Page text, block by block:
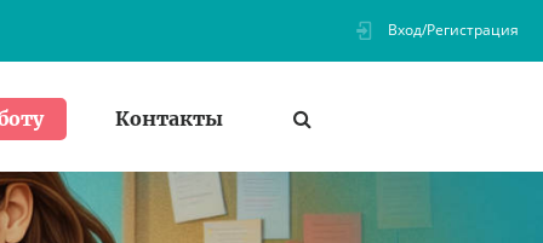
Вход/Регистрация
Контакты